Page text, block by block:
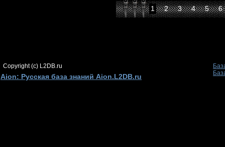
1 2 3 4 5 6
Copyright (c) L2DB.ru
Aion: Русская база знаний Aion.L2DB.ru